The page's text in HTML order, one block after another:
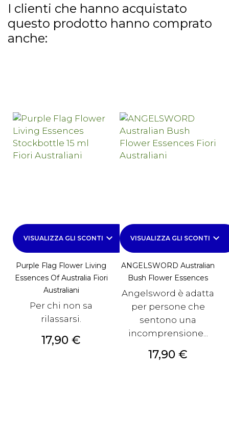
I clienti che hanno acquistato
questo prodotto hanno comprato
anche:
VISUALIZZA GLI SCONTI keyboard_arrow_down
Purple Flag Flower Living
Essences Of Australia Fiori
Australiani
Per chi non sa
rilassarsi.
Prezzo
17,90 €
VISUALIZZA GLI SCONTI keyboard_arrow_down
ANGELSWORD Australian
Bush Flower Essences
Angelsword è adatta
per persone che
sentono una
incomprensione...
Prezzo
17,90 €